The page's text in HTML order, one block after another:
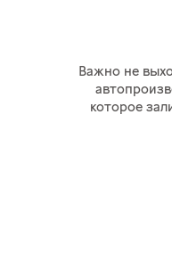
Важно не
которое